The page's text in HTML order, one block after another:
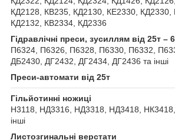
КД2128, КВ235, КД2130, КЕ2330, КД2330,
КД2132, КВ2334, КД2336
Гідравлічні преси, зусиллям від 25т –
П6324, П6326, П6328, П6330, П6332,
ДБ2430, ДГ2432, ДГ2434, ДГ2436 та інші
Преси-автомати від 25т
Гільйотинні ножиці
Н3118, НД3316, НД3318, НД3418,
інші
Листозгинальні верстати